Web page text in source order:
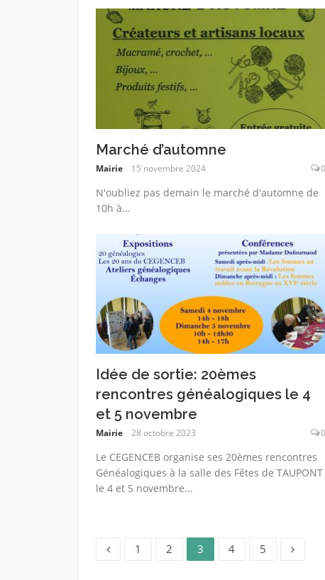
Marché d’automne
Mairie 15 novembre 2024 0
N'oubliez pas demain le marché d'automne de
10h à...
Idée de sortie: 20èmes
rencontres généalogiques le 4
et 5 novembre
Mairie 28 octobre 2023 0
Le CEGENCEB organise ses 20èmes rencontres
Généalogiques à la salle des Fêtes de TAUPONT
le 4 et 5 novembre...
Pagination
Page
1 Page
2 Page
3 Page
4 Page
5